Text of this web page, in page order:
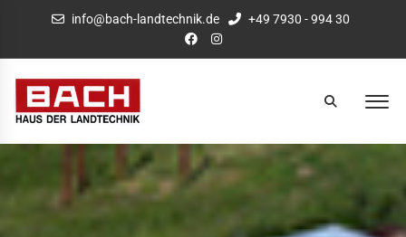
info@bach-landtechnik.de +49 7930 - 994 30